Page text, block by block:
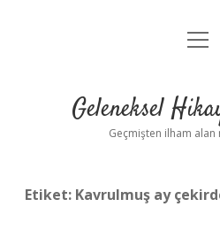
Anasayfa
Yasal
Geleneksel
Geçmişten ilham alan
Etiket: Kavrulmuş ay